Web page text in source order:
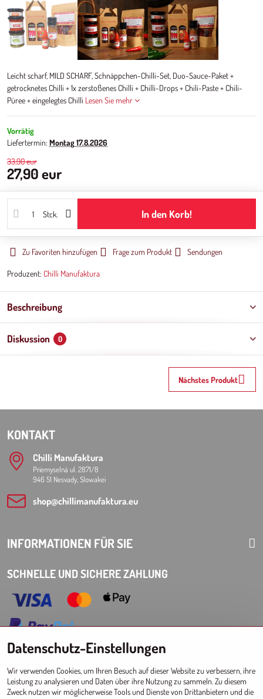
Leicht scharf, MILD SCHARF, Schnäppchen-Chilli-Set, Duo-Sauce-Paket +
getrocknetes Chilli + 1x zerstoßenes Chilli + Chilli-Drops + Chili-Paste + Chili-
Püree + eingelegtes Chilli Lesen Sie mehr
Vorrätig
Liefertermin: Montag17.8.2026
33,90 eur
27,90 eur
Stck. In den Korb!
Zu Favoriten hinzufügen Frage zum Produkt Sendungen
Produzent: Chilli Manufaktura
Beschreibung
Diskussion 0
Nächstes Produkt
KONTAKT
Chilli Manufaktura
Priemyselná ul. 2871/8
946 51 Nesvady, Slowakei
shop​@chillimanufaktura​.eu
INFORMATIONEN FÜR SIE
SCHNELLE UND SICHERE ZAHLUNG
Choose Eshop for your delivery country:
AT CZ DE SK HU PL EU other countries
Datenschutz-Einstellungen
Wir verwenden Cookies, um Ihren Besuch auf dieser Website zu verbessern, ihre
Leistung zu analysieren und Daten über ihre Nutzung zu sammeln. Zu diesem
Zweck nutzen wir möglicherweise Tools und Dienste von Drittanbietern und die